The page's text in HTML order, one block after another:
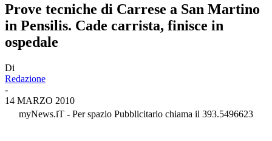
Prove tecniche di Carrese a San Martino
in Pensilis. Cade carrista, finisce in
ospedale
Di
Redazione
-
14 MARZO 2010
myNews.iT - Per spazio Pubblicitario chiama il 393.5496623